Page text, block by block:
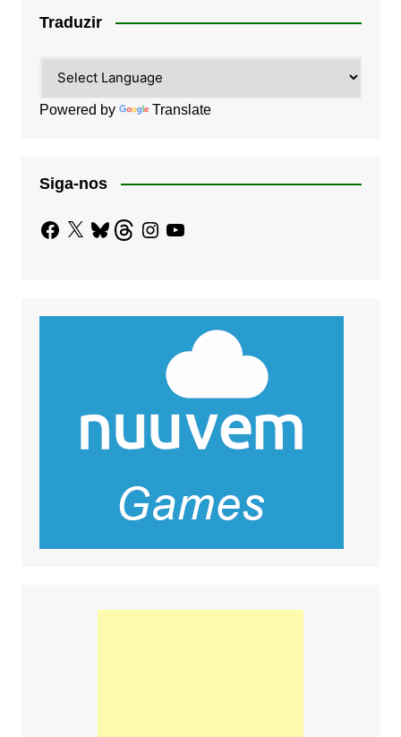
Traduzir
Powered by Translate
Siga-nos
Facebook
X BlueskyThreadsInstagram
YouTube